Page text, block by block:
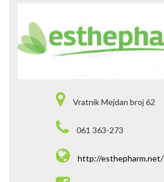
Vratnik Mejdan broj 62
061 363-273
http://esthepharm.net/